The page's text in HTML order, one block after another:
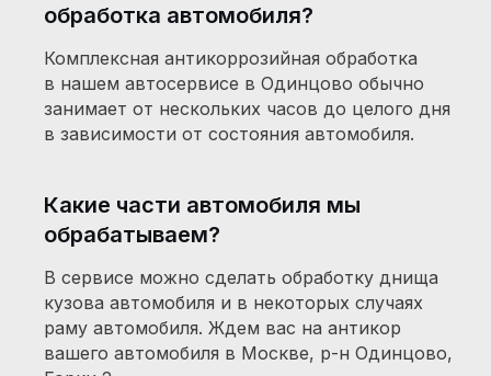
обработка автомобиля?
Комплексная антикоррозийная обработка
в нашем автосервисе в Одинцово обычно
занимает от нескольких часов до целого дня
в зависимости от состояния автомобиля.
Какие части автомобиля мы
обрабатываем?
В сервисе можно сделать обработку днища
кузова автомобиля и в некоторых случаях
раму автомобиля. Ждем вас на антикор
вашего автомобиля в Москве, р-н Одинцово,